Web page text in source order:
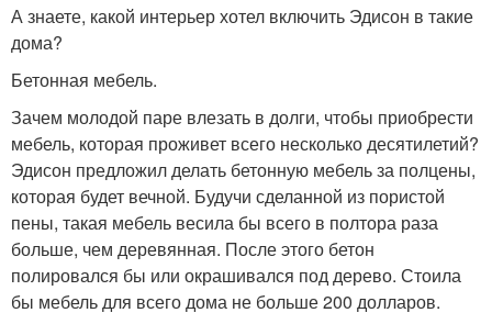
А знаете, какой интерьер хотел включить Эдисон в такие
дома?
Бетонная мебель.
Зачем молодой паре влезать в долги, чтобы приобрести
мебель, которая проживет всего несколько десятилетий?
Эдисон предложил делать бетонную мебель за полцены,
которая будет вечной. Будучи сделанной из пористой
пены, такая мебель весила бы всего в полтора раза
больше, чем деревянная. После этого бетон
полировался бы или окрашивался под дерево. Стоила
бы мебель для всего дома не больше 200 долларов.